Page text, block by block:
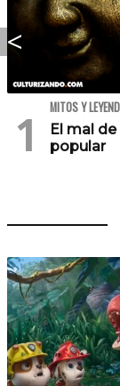
MITOS Y
El mal
popular